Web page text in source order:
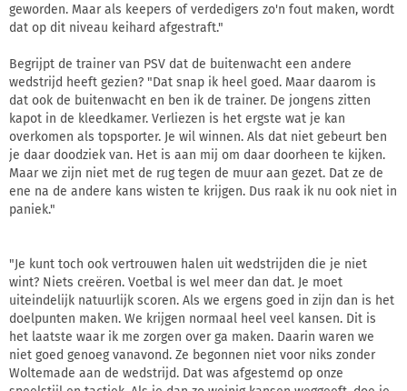
geworden. Maar als keepers of verdedigers zo'n fout maken, wordt
dat op dit niveau keihard afgestraft."
Begrijpt de trainer van PSV dat de buitenwacht een andere
wedstrijd heeft gezien? "Dat snap ik heel goed. Maar daarom is
dat ook de buitenwacht en ben ik de trainer. De jongens zitten
kapot in de kleedkamer. Verliezen is het ergste wat je kan
overkomen als topsporter. Je wil winnen. Als dat niet gebeurt ben
je daar doodziek van. Het is aan mij om daar doorheen te kijken.
Maar we zijn niet met de rug tegen de muur aan gezet. Dat ze de
ene na de andere kans wisten te krijgen. Dus raak ik nu ook niet in
paniek."
"Je kunt toch ook vertrouwen halen uit wedstrijden die je niet
wint? Niets creëren. Voetbal is wel meer dan dat. Je moet
uiteindelijk natuurlijk scoren. Als we ergens goed in zijn dan is het
doelpunten maken. We krijgen normaal heel veel kansen. Dit is
het laatste waar ik me zorgen over ga maken. Daarin waren we
niet goed genoeg vanavond. Ze begonnen niet voor niks zonder
Woltemade aan de wedstrijd. Dat was afgestemd op onze